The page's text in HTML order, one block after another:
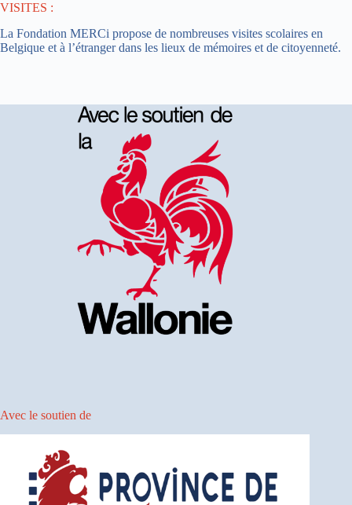
VISITES :
La Fondation MERCi propose de nombreuses visites scolaires en
Belgique et à l’étranger dans les lieux de mémoires et de citoyenneté.
Avec le soutien de